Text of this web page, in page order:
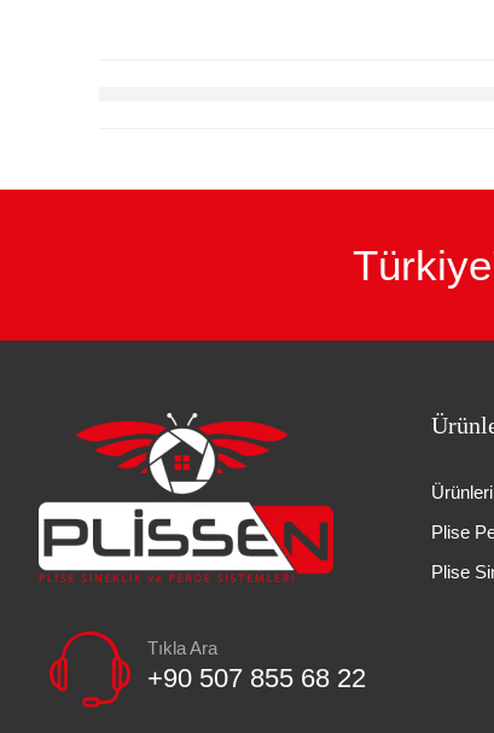
Tıkla Ara
+90 507 855 68 22
Plise
Plise